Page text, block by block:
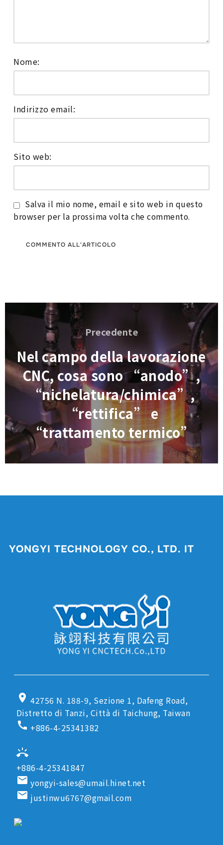
Nome:
Indirizzo email:
Sito web:
Salva il mio nome, email e sito web in questo
browser per la prossima volta che commento.
Navigazione
Precedente
Precedente
Nel campo della lavorazione
CNC, cosa sono “anodo”,
“nichelatura/chimica”,
“rettifica” e
“trattamento termico”
YONGYI TECHNOLOGY CO., LTD. IT
location_on 42756 N. 188-9, Sezione 1, Dafeng Road,
Distretto di Tanzi, Città di Taichung, Taiwan
call +886-4-25341382
ring_volume
+886-4-25341847
email yongyi-sales@umail.hinet.net
email justinwu6767@gmail.com